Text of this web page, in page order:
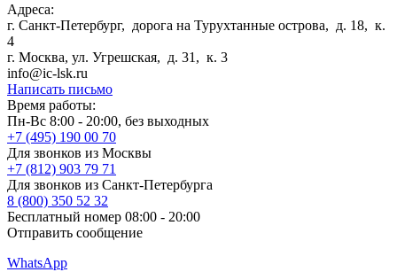
Адреса:
г. Санкт-Петербург, дорога на Турухтанные острова, д. 18, к.
4
г. Москва, ул. Угрешская, д. 31, к. 3
info@ic-lsk.ru
Написать письмо
Время работы:
Пн-Вс 8:00 - 20:00, без выходных
+7 (495) 190 00 70
Для звонков из Москвы
+7 (812) 903 79 71
Для звонков из Санкт-Петербурга
8 (800) 350 52 32
Бесплатный номер 08:00 - 20:00
Отправить сообщение
WhatsApp